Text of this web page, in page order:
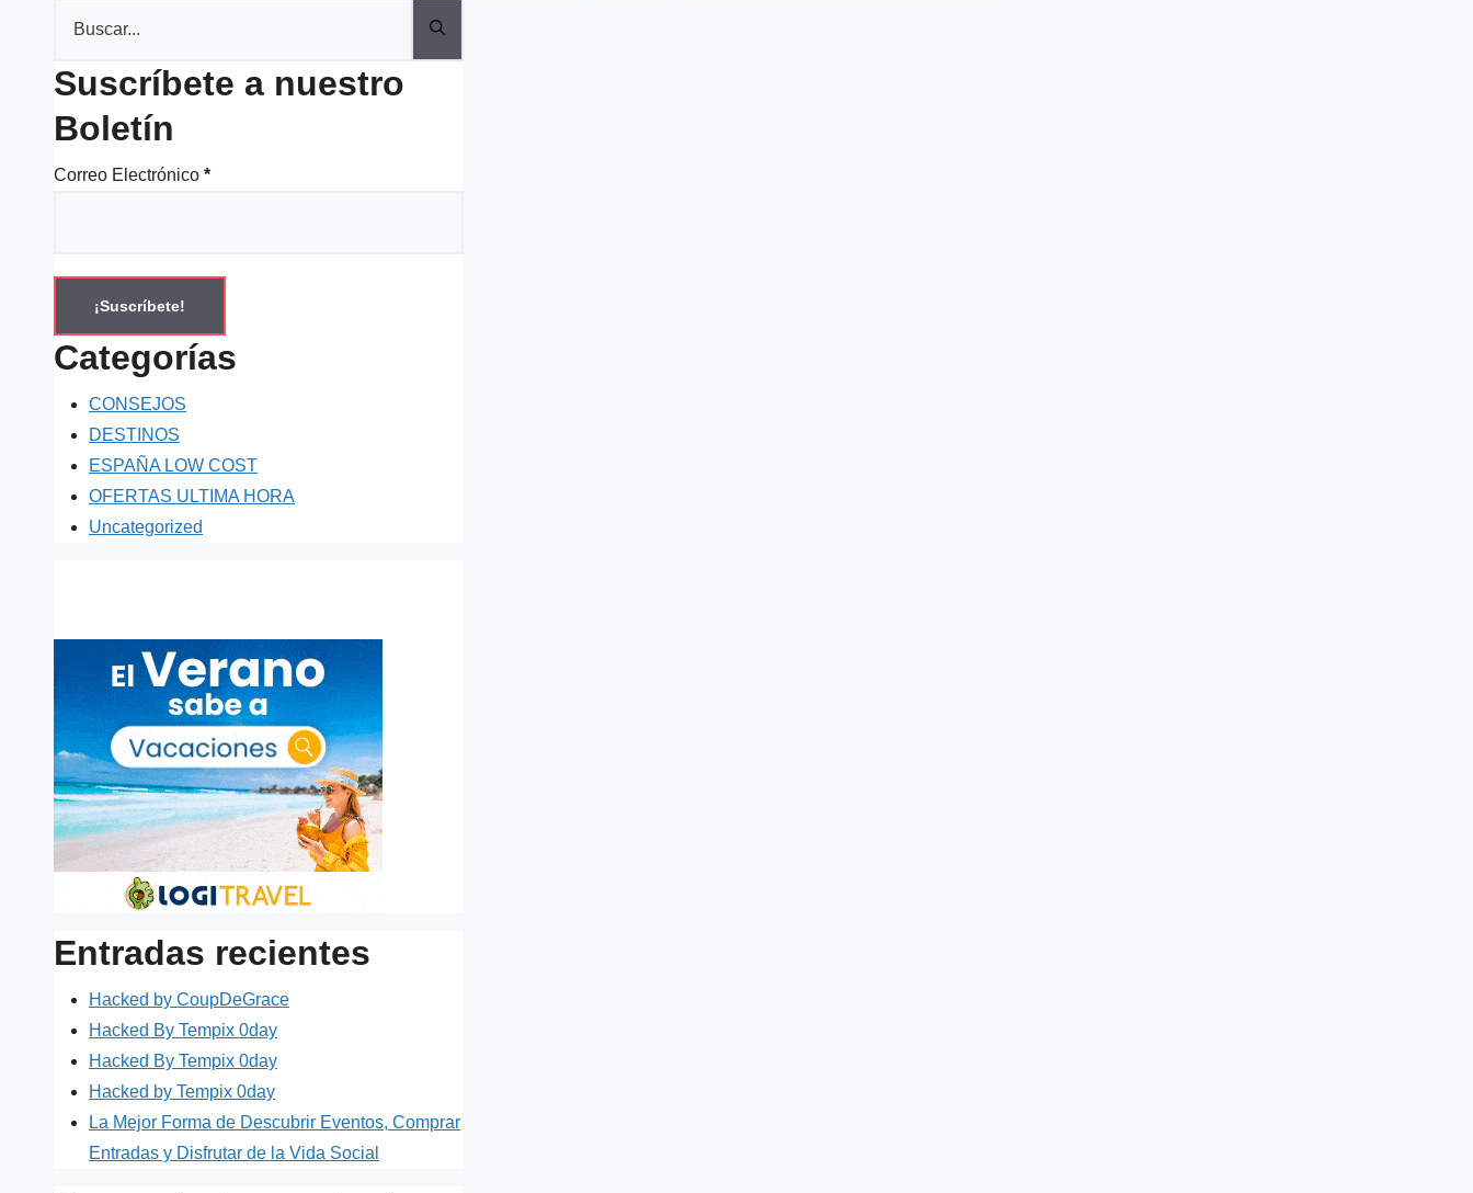
Suscríbete a nuestro
Boletín
Correo Electrónico *
Categorías
CONSEJOS
DESTINOS
ESPAÑA LOW COST
OFERTAS ULTIMA HORA
Uncategorized
Entradas recientes
Hacked by CoupDeGrace
Hacked By Tempix 0day
Hacked By Tempix 0day
Hacked by Tempix 0day
La Mejor Forma de Descubrir Eventos, Comprar
Entradas y Disfrutar de la Vida Social